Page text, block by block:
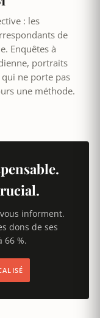
: les
de
Enquêtes à
portraits
ne porte pas
une méthode.
informent.
dons de ses
%.